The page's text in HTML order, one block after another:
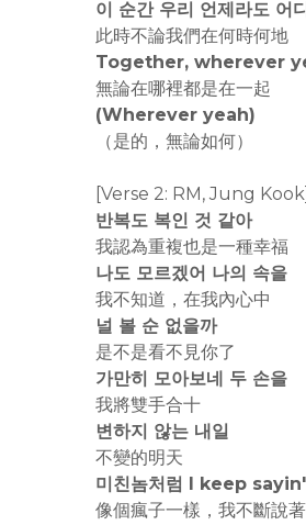
이 순간 우리 언제라도 어
此時不論我們在何時何地
Together, wherever
無論在哪裡都是在一起
(Wherever yeah)
（是的，無論如何）
[Verse 2: RM, Jung Kook]
반복도 복인 것 같아
我認為重複也是一種幸福
나도 모르겠어 나의 속을
我不知道，在我內心中
널 볼 순 없을까
是不是看不見你了
가만히 모아보네 두 손을
我將雙手合十
변하지 않는 내일
不變的明天
미친놈처럼 I keep sayin'
像個瘋子一樣，我不斷說著